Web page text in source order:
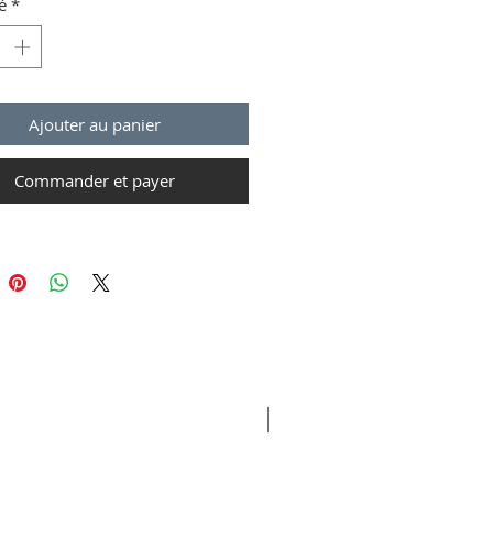
courtes.
*
Ajouter au panier
Commander et payer